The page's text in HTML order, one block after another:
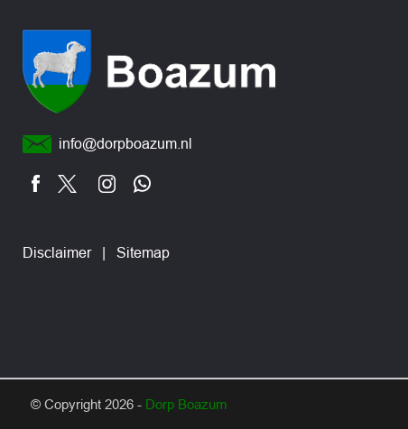
info@dorpboazum.nl
Disclaimer|Sitemap
© Copyright 2026 - Dorp Boazum